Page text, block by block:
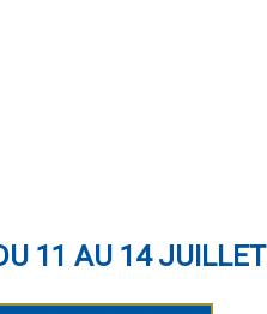
11 AU 14 JUILLET